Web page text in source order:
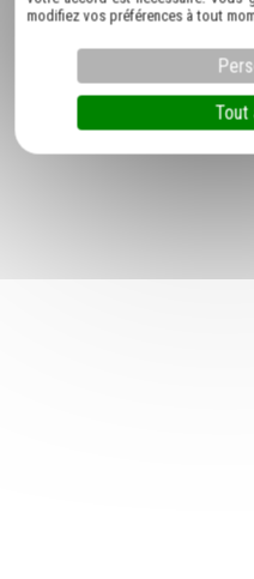
Nous proposons
modifiez vos préférences à tout